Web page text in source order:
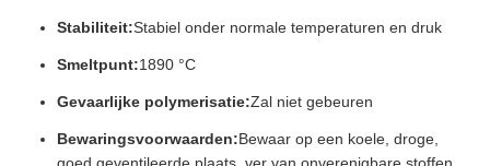
Stabiliteit:Stabiel onder normale temperaturen en druk
Smeltpunt:1890 °C
Gevaarlijke polymerisatie:Zal niet gebeuren
Bewaringsvoorwaarden:Bewaar op een koele, droge,